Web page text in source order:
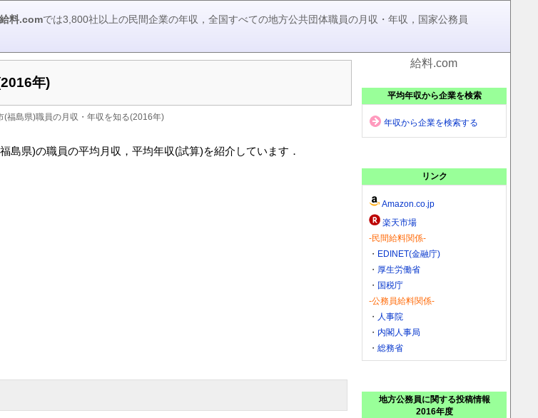
給料.comでは3,800社以上の民間企業の年収，全国すべての地方公共団体職員の月収・年収，国家公務員
年)
(福島県)職員の月収・年収を知る(2016年)
島県)の職員の平均月収，平均年収(試算)を紹介しています．
給料.com
平均年収から企業を検索
年収から企業を検索する
リンク
Amazon.co.jp
楽天市場
-民間給料関係-
・ EDINET(金融庁)
・ 厚生労働省
・ 国税庁
-公務員給料関係-
・ 人事院
・ 内閣人事局
・総務省
地方公務員に関する投稿情報
2016年度